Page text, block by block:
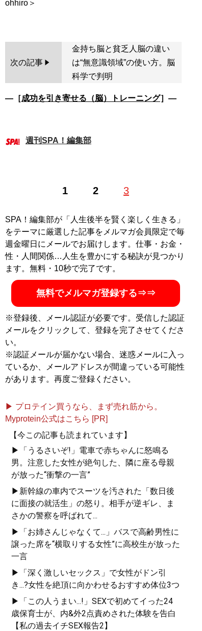
ohhiro＞
次の記事
金持ち脳と貧乏人脳の違い
は“無意識領域”の使い方。脳
科学で判明
―［成功を引き寄せる（脳）トレーニング］―
週刊SPA！編集部
1 2 3
SPA！編集部が「人生後半を賢く楽しく生きる」
をテーマに厳選した記事をメルマガ会員限定で毎
週金曜日にメールでお届けします。仕事・お金・
性・人間関係…人生を豊かにする秘訣が見つかり
ます。無料・10秒で完了です。
無料でメルマガ登録する⇒⇒
※登録後、メール認証が必要です。受信した認証
メールをクリックして、登録を完了させてくださ
い。
※認証メールが届かない場合、迷惑メールに入っ
ているか、メールアドレスが間違っている可能性
があります。再度ご登録ください。
▶ プロテイン買うなら、まず売れ筋から。
Myprotein公式はこちら [PR]
【今この記事も読まれています】
▶「うるさいぞ!」電車で赤ちゃんに怒鳴る
男。注意した女性が絶句した、隣に座る母親
が放った“衝撃の一言”
▶新幹線の車内でスーツを汚された「数日後
に面接の就活生」の怒り。相手が逆ギレ、ま
さかの警察を呼ばれて...
▶「お姉さんじゃなくて...」バスで高齢男性に
譲った席を“横取りする女性”に高校生が放った
一言
▶「深く激しいセックス」で女性がドン引
き...?女性を絶頂に向かわせるおすすめ体位3つ
▶「この人うまい...!」SEXで初めてイった24
歳保育士が、内&外2点責めされた体験を告白
【私の過去イチSEX報告2】